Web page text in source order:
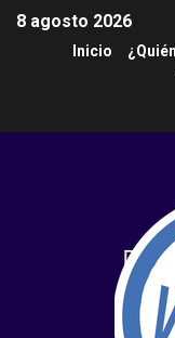
8 agosto 2026
Inicio